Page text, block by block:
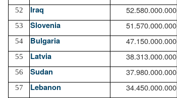
52 Iraq 52.580.000.000
53 Slovenia 51.570.000.000
54 Bulgaria 47.150.000.000
55 Latvia 38.313.000.000
56 Sudan 37.980.000.000
57 Lebanon 34.450.000.000